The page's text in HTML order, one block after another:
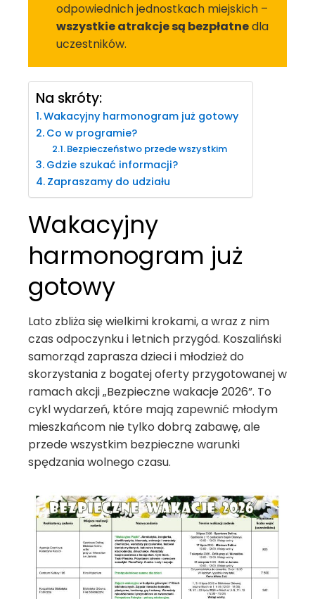
odpowiednich jednostkach miejskich –
wszystkie atrakcje są bezpłatnedla
uczestników.
Na skróty:
Wakacyjny harmonogram już gotowy
Co w programie?
Bezpieczeństwo przede wszystkim
Gdzie szukać informacji?
Zapraszamy do udziału
Wakacyjny
harmonogram już
gotowy
Lato zbliża się wielkimi krokami, a wraz z nim
czas odpoczynku i letnich przygód. Koszaliński
samorząd zaprasza dzieci i młodzież do
skorzystania z bogatej oferty przygotowanej w
ramach akcji „Bezpieczne wakacje 2026”. To
cykl wydarzeń, które mają zapewnić młodym
mieszkańcom nie tylko dobrą zabawę, ale
przede wszystkim bezpieczne warunki
spędzania wolnego czasu.